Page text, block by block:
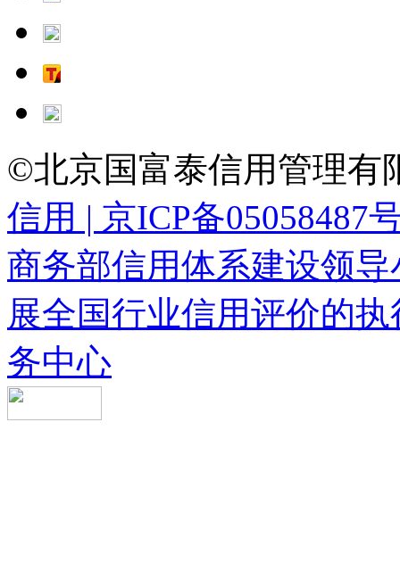
©北京国富泰信用管理有
信用 | 京ICP备05058487
商务部信用体系建设领
展全国行业信用评价的
务中心